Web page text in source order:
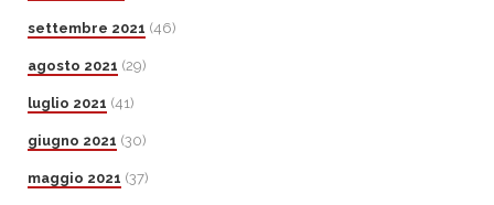
settembre 2021 (46)
agosto 2021 (29)
luglio 2021 (41)
giugno 2021 (30)
maggio 2021 (37)